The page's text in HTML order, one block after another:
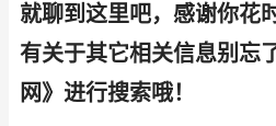
就聊到这里吧，感谢你花
有关于其它相关信息别忘
网》进行搜索哦！